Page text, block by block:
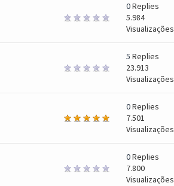
0Replies
5.984
Visualizações
5 Replies
23.913
Visualizações
0Replies
7.501
Visualizações
0Replies
7.800
Visualizações